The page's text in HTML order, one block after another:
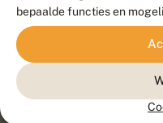
bepaalde functies en
Contact
Veelgestelde
Doneer